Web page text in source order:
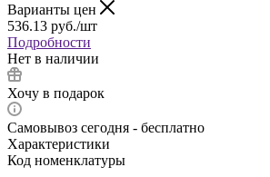
Варианты цен
536.13 руб./шт
Подробности
Нет в наличии
Хочу в подарок
Самовывоз сегодня - бесплатно
Характеристики
Код номенклатуры